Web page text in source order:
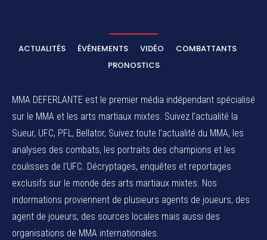
ACTUALITÉS ÉVÉNEMENTS VIDÉO
COMBATTANTS
PRONOSTICS
MMA DEFERLANTE est le premier média indépendant spécialisé
sur le MMA et les arts martiaux mixtes. Suivez l’actualité la
Sueur, UFC, PFL, Bellator, Suivez toute l’actualité du MMA, les
analyses des combats, les portraits des champions et les
coulisses de l’UFC. Décryptages, enquêtes et reportages
exclusifs sur le monde des arts martiaux mixtes. Nos
indormations proviennent de plusieurs agents de joueurs, des
agent de joueurs, des sources locales mais aussi des
organisations de MMA internationales.